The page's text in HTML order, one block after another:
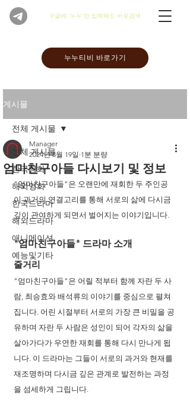
​구글에 '누누'만 입력해도 바로검색
누누티비 바로가기
게시물
전체 게시물
한국영화
해외영화
한국드라마
해외드라마
애니메이션
예능및기타
전체 게시물
엄마친구아들 다시보기 및 정보
Manager
2024년 8월 19일 1분 분량
"엄마친구아들"은 오랜만에 재회한 두 주인공
이 과거의 연결고리를 통해 서로의 삶에 다시금
깊이 관여하게 되면서 벌어지는 이야기입니다.
"엄마친구아들" 드라마 소개
줄거리
"엄마친구아들"은 어릴 적부터 함께 자란 두 사
람, 최승효와 배석류의 이야기를 중심으로 펼쳐
집니다. 어린 시절부터 서로의 가장 큰 비밀을 공
유하며 자란 두 사람은 성인이 되어 각자의 삶을
살아가다가 우연한 재회를 통해 다시 만나게 됩
니다. 이 드라마는 그들이 서로의 과거와 현재를
재조명하며 다시금 깊은 관계로 발전하는 과정
을 섬세하게 그립니다.